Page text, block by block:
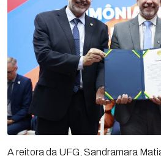
A reitora da UFG, Sandramara